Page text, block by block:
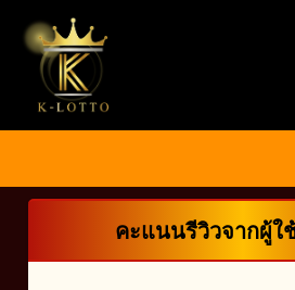
คะแนนรีวิวจากผู้ใ